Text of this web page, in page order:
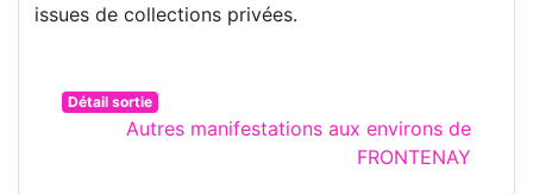
issues de collections privées.
Détail sortie
Autres manifestations aux environs de
FRONTENAY